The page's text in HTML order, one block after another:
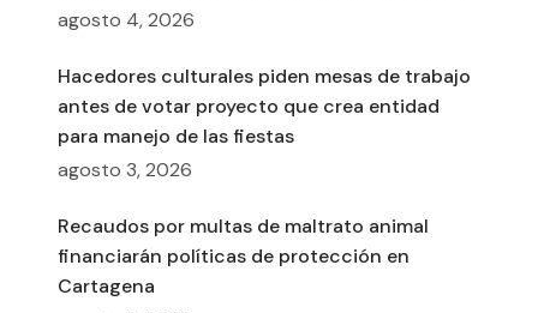
agosto 4, 2026
Hacedores culturales piden mesas de trabajo
antes de votar proyecto que crea entidad
para manejo de las fiestas
agosto 3, 2026
Recaudos por multas de maltrato animal
financiarán políticas de protección en
Cartagena